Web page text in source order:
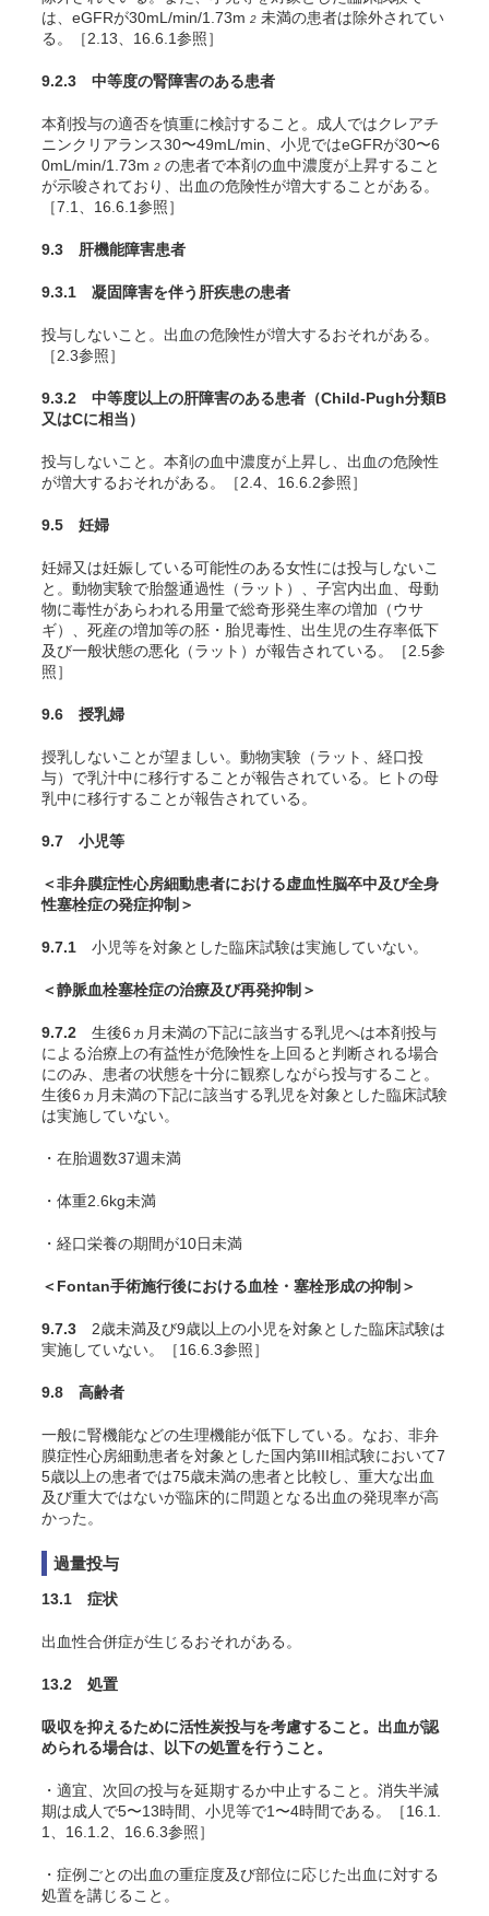
は、eGFRが30mL/min/1.73m 2 未満の患者は除外されてい
る。［2.13、16.6.1参照］
9.2.3 中等度の腎障害のある患者
本剤投与の適否を慎重に検討すること。成人ではクレアチ
ニンクリアランス30〜49mL/min、小児ではeGFRが30〜6
0mL/min/1.73m 2 の患者で本剤の血中濃度が上昇すること
が示唆されており、出血の危険性が増大することがある。
［7.1、16.6.1参照］
9.3 肝機能障害患者
9.3.1 凝固障害を伴う肝疾患の患者
投与しないこと。出血の危険性が増大するおそれがある。
［2.3参照］
9.3.2 中等度以上の肝障害のある患者（Child-Pugh分類B
又はCに相当）
投与しないこと。本剤の血中濃度が上昇し、出血の危険性
が増大するおそれがある。［2.4、16.6.2参照］
9.5 妊婦
妊婦又は妊娠している可能性のある女性には投与しないこ
と。動物実験で胎盤通過性（ラット）
、子宮内出血、母動
物に毒性があらわれる用量で総奇形発生率の増加（ウサ
ギ）
、死産の増加等の胚・胎児毒性、出生児の生存率低下
及び一般状態の悪化（ラット） が報告されている。［2.5参
照］
9.6 授乳婦
授乳しないことが望ましい。動物実験（ラット、経口投
与）で乳汁中に移行することが報告されている 。ヒトの母
乳中に移行することが報告されている。
9.7 小児等
＜非弁膜症性心房細動患者における虚血性脳卒中及び全身
性塞栓症の発症抑制＞
9.7.1 小児等を対象とした臨床試験は実施していない。
＜静脈血栓塞栓症の治療及び再発抑制＞
9.7.2 生後6ヵ月未満の下記に該当する乳児へは本剤投与
による治療上の有益性が危険性を上回ると判断される場合
にのみ、患者の状態を十分に観察しながら投与すること。
生後6ヵ月未満の下記に該当する乳児を対象とした臨床試験
は実施していない。
・在胎週数37週未満
・体重2.6kg未満
・経口栄養の期間が10日未満
＜Fontan手術施行後における血栓・塞栓形成の抑制＞
9.7.3 2歳未満及び9歳以上の小児を対象とした臨床試験は
実施していない。［16.6.3参照］
9.8 高齢者
一般に腎機能などの生理機能が低下している。なお、非弁
膜症性心房細動患者を対象とした国内第III相試験において7
5歳以上の患者では75歳未満の患者と比較し、重大な出血
及び重大ではないが臨床的に問題となる出血の発現率が高
かった。
過量投与
13.1 症状
出血性合併症が生じるおそれがある。
13.2 処置
吸収を抑えるために活性炭投与を考慮すること。出血が認
められる場合は、以下の処置を行うこと。
・適宜、次回の投与を延期するか中止すること。消失半減
期は成人で5〜13時間、小児等で1〜4時間である。［16.1.
1、16.1.2、16.6.3参照］
・症例ごとの出血の重症度及び部位に応じた出血に対する
処置を講じること。